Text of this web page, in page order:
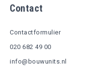
Contact
Contactformulier
020 682 49 00
info@bouwunits.nl